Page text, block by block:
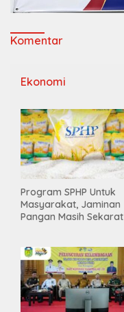
Komentar
Ekonomi
Program SPHP Untuk
Masyarakat, Jaminan
Pangan Masih Sekarat